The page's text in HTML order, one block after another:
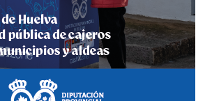
DE LAS FIESTAS COLOMBINAS